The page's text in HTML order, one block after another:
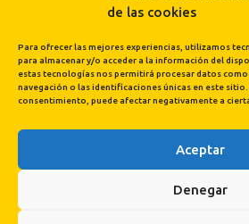
de las cookies
Para ofrecer las mejores experiencias, utilizamos
para almacenar y/o acceder a la información del
estas tecnologías nos permitirá procesar datos
navegación o las identificaciones únicas en este
consentimiento, puede afectar negativamente a
Aceptar
Denegar
Cargar más...